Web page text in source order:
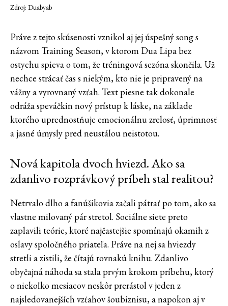
Zdroj: Duabyab
Práve z tejto skúsenosti vznikol aj jej úspešný song s
názvom Training Season, v ktorom Dua Lipa bez
ostychu spieva o tom, že tréningová sezóna skončila. Už
nechce strácať čas s niekým, kto nie je pripravený na
vážny a vyrovnaný vzťah. Text piesne tak dokonale
odráža speváčkin nový prístup k láske, na základe
ktorého uprednostňuje emocionálnu zrelosť, úprimnosť
a jasné úmysly pred neustálou neistotou.
Nová kapitola dvoch hviezd. Ako sa
zdanlivo rozprávkový príbeh stal realitou?
Netrvalo dlho a fanúšikovia začali pátrať po tom, ako sa
vlastne milovaný pár stretol. Sociálne siete preto
zaplavili teórie, ktoré najčastejšie spomínajú okamih z
oslavy spoločného priateľa. Práve na nej sa hviezdy
stretli a zistili, že čítajú rovnakú knihu. Zdanlivo
obyčajná náhoda sa stala prvým krokom príbehu, ktorý
o niekoľko mesiacov neskôr prerástol v jeden z
najsledovanejších vzťahov šoubiznisu, a napokon aj v